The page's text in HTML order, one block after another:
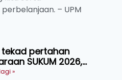
– UPM
tekad pertahan
SUKUM 2026,
16 pingat emas
»